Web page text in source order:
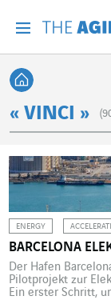
Zurück
« VINCI » (
ENERGY
BARCELONA
Der Hafen
Pilotprojekt zur
Ein erster Schritt,